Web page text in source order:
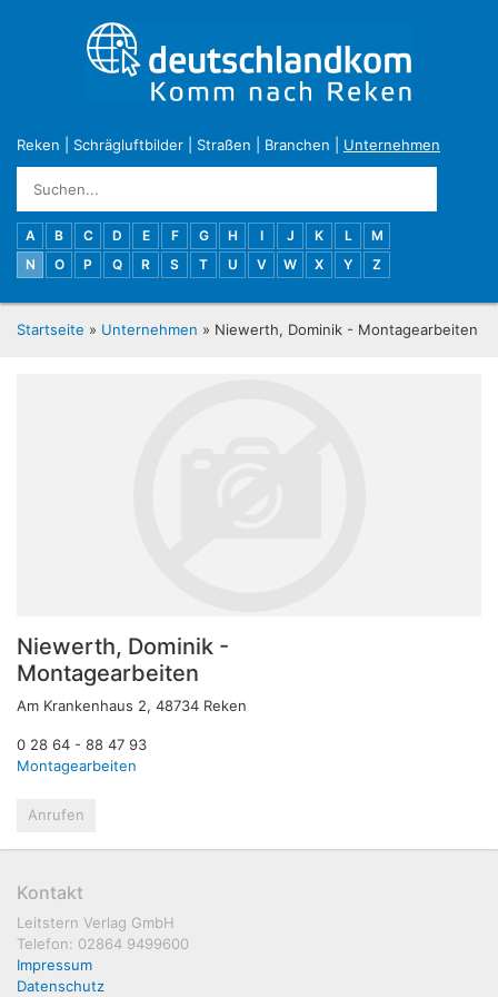
Reken Schrägluftbilder Straßen Branchen Unternehmen
A B C D E F G H I J K L
M
N
O P Q R S T U V W X Y Z
Startseite » Unternehmen » Niewerth, Dominik - Montagearbeiten
Niewerth, Dominik -
Montagearbeiten
Am Krankenhaus 2, 48734 Reken
0 28 64 - 88 47 93
Montagearbeiten
Anrufen
Kontakt
Leitstern Verlag GmbH
Telefon: 02864 9499600
Impressum
Datenschutz